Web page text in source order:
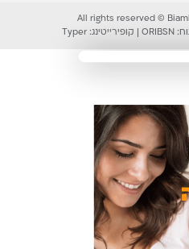
All rights reserved ©
ORIBSN קופירייטינג: Typer